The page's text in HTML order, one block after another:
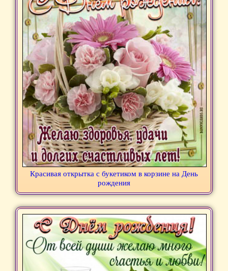
Красивая открытка с букетиком в корзине на День
рождения